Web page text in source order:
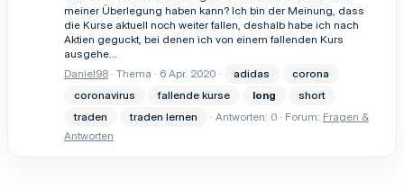
meiner Überlegung haben kann? Ich bin der Meinung, dass
die Kurse aktuell noch weiter fallen, deshalb habe ich nach
Aktien geguckt, bei denen ich von einem fallenden Kurs
ausgehe...
Daniel98 Thema 6 Apr. 2020 adidas
corona
coronavirus
fallende kurse long
short
traden
traden lernen Antworten: 0 Forum: Fragen &
Antworten